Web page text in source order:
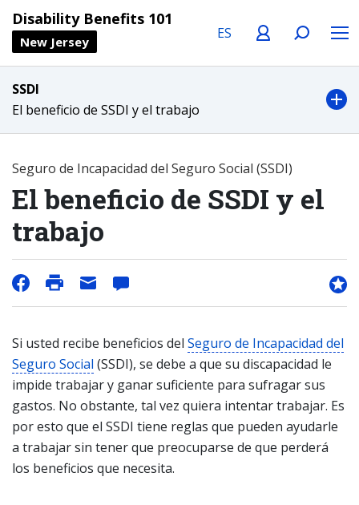
Disability Benefits 101
New Jersey
SSDI
El beneficio de SSDI y el trabajo
Seguro de Incapacidad del Seguro Social (SSDI)
El beneficio de SSDI y el
trabajo
Si usted recibe beneficios del Seguro de Incapacidad del
Seguro Social (SSDI), se debe a que su discapacidad le
impide trabajar y ganar suficiente para sufragar sus
gastos. No obstante, tal vez quiera intentar trabajar. Es
por esto que el SSDI tiene reglas que pueden ayudarle
a trabajar sin tener que preocuparse de que perderá
los beneficios que necesita.